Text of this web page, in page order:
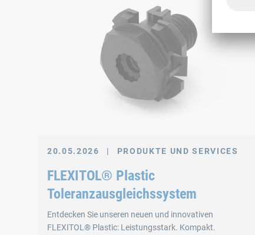
20.05.2026 | PRODUKTE UND SERVICES
FLEXITOL® Plastic
Toleranzausgleichssystem
Entdecken Sie unseren neuen und innovativen
FLEXITOL® Plastic: Leistungsstark. Kompakt.